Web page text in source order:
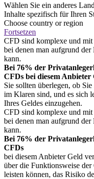
Wählen Sie ein anderes
Inhalte spezifisch für Ihren
Choose country or region
Fortsetzen
CFD sind komplexe und
bei denen man aufgrund
kann.
Bei 76% der
CFDs bei diesem Anbieter
Sie sollten überlegen, ob
im Klaren sind, und es sich
Ihres Geldes einzugehen.
CFD sind komplexe und
bei denen man aufgrund
kann.
Bei 76% der
CFDs
bei diesem Anbieter Geld
über die Funktionsweise
leisten können, das Risiko